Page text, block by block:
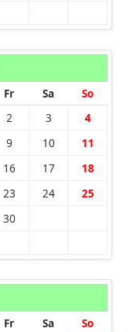
Fr Sa So
2 3 4
9 10 11
16 17 18
23 24 25
30
Fr Sa So